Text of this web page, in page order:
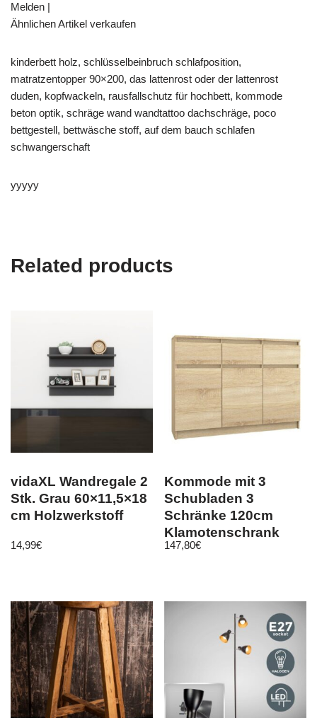
Melden |
Ähnlichen Artikel verkaufen
kinderbett holz, schlüsselbeinbruch schlafposition,
matratzentopper 90×200, das lattenrost oder der lattenrost
duden, kopfwackeln, rausfallschutz für hochbett, kommode
beton optik, schräge wand wandtattoo dachschräge, poco
bettgestell, bettwäsche stoff, auf dem bauch schlafen
schwangerschaft
yyyyy
Related products
vidaXL Wandregale 2
Stk. Grau 60×11,5×18
cm Holzwerkstoff
14,99€
Kommode mit 3
Schubladen 3
Schränke 120cm
Klamotenschrank
Sideboard sonoma
147,80€